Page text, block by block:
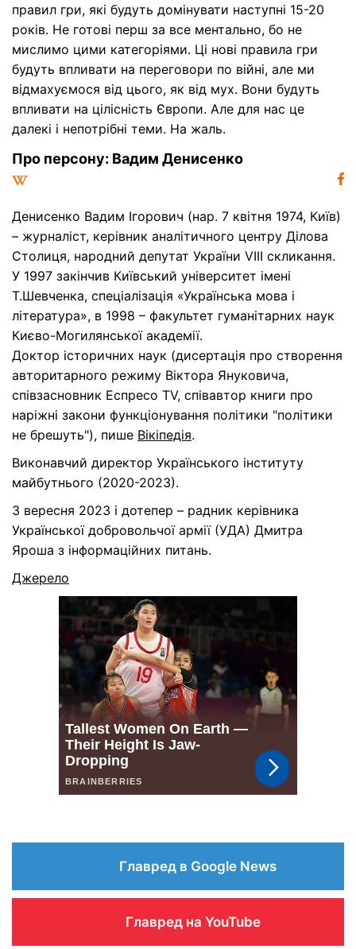
правил гри, які будуть домінувати наступні 15-20
років. Не готові перш за все ментально, бо не
мислимо цими категоріями. Ці нові правила гри
будуть впливати на переговори по війні, але ми
відмахуємося від цього, як від мух. Вони будуть
впливати на цілісність Європи. Але для нас це
далекі і непотрібні теми. На жаль.
Про персону: Вадим Денисенко
Денисенко Вадим Ігорович (нар. 7 квітня 1974, Київ)
– журналіст, керівник аналітичного центру Ділова
Столиця, народний депутат України VIII скликання.
У 1997 закінчив Київський університет імені
Т.Шевченка, спеціалізація «Українська мова і
література», в 1998 – факультет гуманітарних наук
Києво-Могилянської академії.
Доктор історичних наук (дисертація про створення
авторитарного режиму Віктора Януковича,
співзасновник Еспресо TV, співавтор книги про
наріжні закони функціонування політики "політики
не брешуть"), пише Вікіпедія.
Виконавчий директор Українського інституту
майбутнього (2020-2023).
З вересня 2023 і дотепер – радник керівника
Української добровольчої армії (УДА) Дмитра
Яроша з інформаційних питань.
Джерело
Главред в Google News
Главред на YouTube